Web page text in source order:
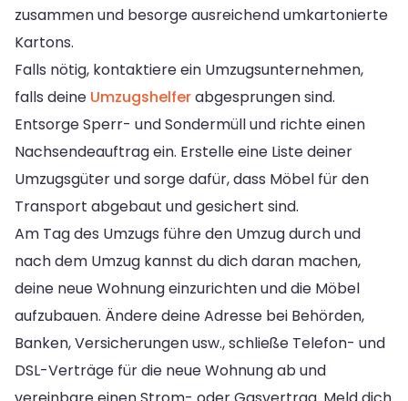
zusammen und besorge ausreichend umkartonierte
Kartons.
Falls nötig, kontaktiere ein Umzugsunternehmen,
falls deine Umzugshelferabgesprungen sind.
Entsorge Sperr- und Sondermüll und richte einen
Nachsendeauftrag ein. Erstelle eine Liste deiner
Umzugsgüter und sorge dafür, dass Möbel für den
Transport abgebaut und gesichert sind.
Am Tag des Umzugs führe den Umzug durch und
nach dem Umzug kannst du dich daran machen,
deine neue Wohnung einzurichten und die Möbel
aufzubauen. Ändere deine Adresse bei Behörden,
Banken, Versicherungen usw., schließe Telefon- und
DSL-Verträge für die neue Wohnung ab und